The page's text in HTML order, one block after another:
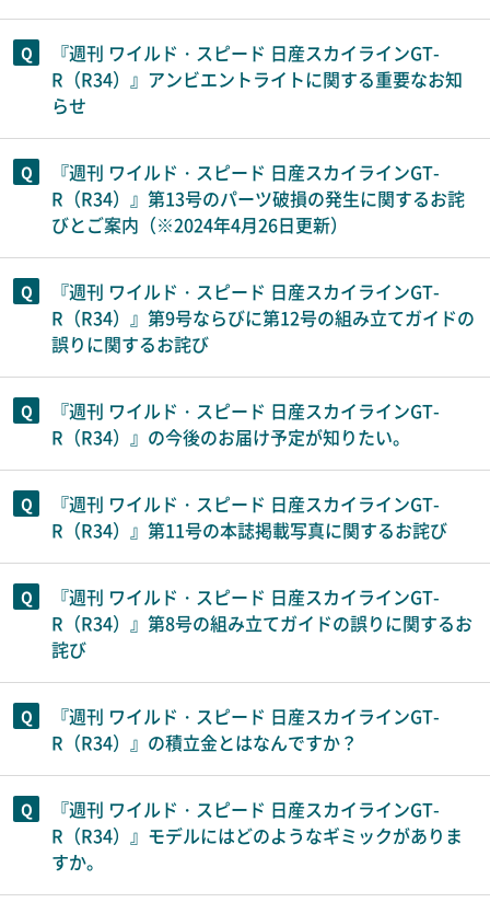
『週刊 ワイルド・スピード 日産スカイラインGT-
R（R34）』アンビエントライトに関する重要なお知
らせ
『週刊 ワイルド・スピード 日産スカイラインGT-
R（R34）』第13号のパーツ破損の発生に関するお詫
びとご案内（※2024年4月26日更新）
『週刊 ワイルド・スピード 日産スカイラインGT-
R（R34）』第9号ならびに第12号の組み立てガイドの
誤りに関するお詫び
『週刊 ワイルド・スピード 日産スカイラインGT-
R（R34）』の今後のお届け予定が知りたい。
『週刊 ワイルド・スピード 日産スカイラインGT-
R（R34）』第11号の本誌掲載写真に関するお詫び
『週刊 ワイルド・スピード 日産スカイラインGT-
R（R34）』第8号の組み立てガイドの誤りに関するお
詫び
『週刊 ワイルド・スピード 日産スカイラインGT-
R（R34）』の積立金とはなんですか？
『週刊 ワイルド・スピード 日産スカイラインGT-
R（R34）』モデルにはどのようなギミックがありま
すか。